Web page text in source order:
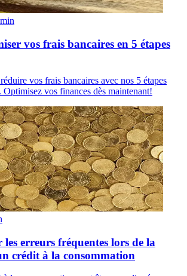
min
vos frais bancaires en 5 étapes
vos frais bancaires avec nos 5 étapes
Optimisez vos finances dès maintenant!
erreurs fréquentes lors de la
crédit à la consommation